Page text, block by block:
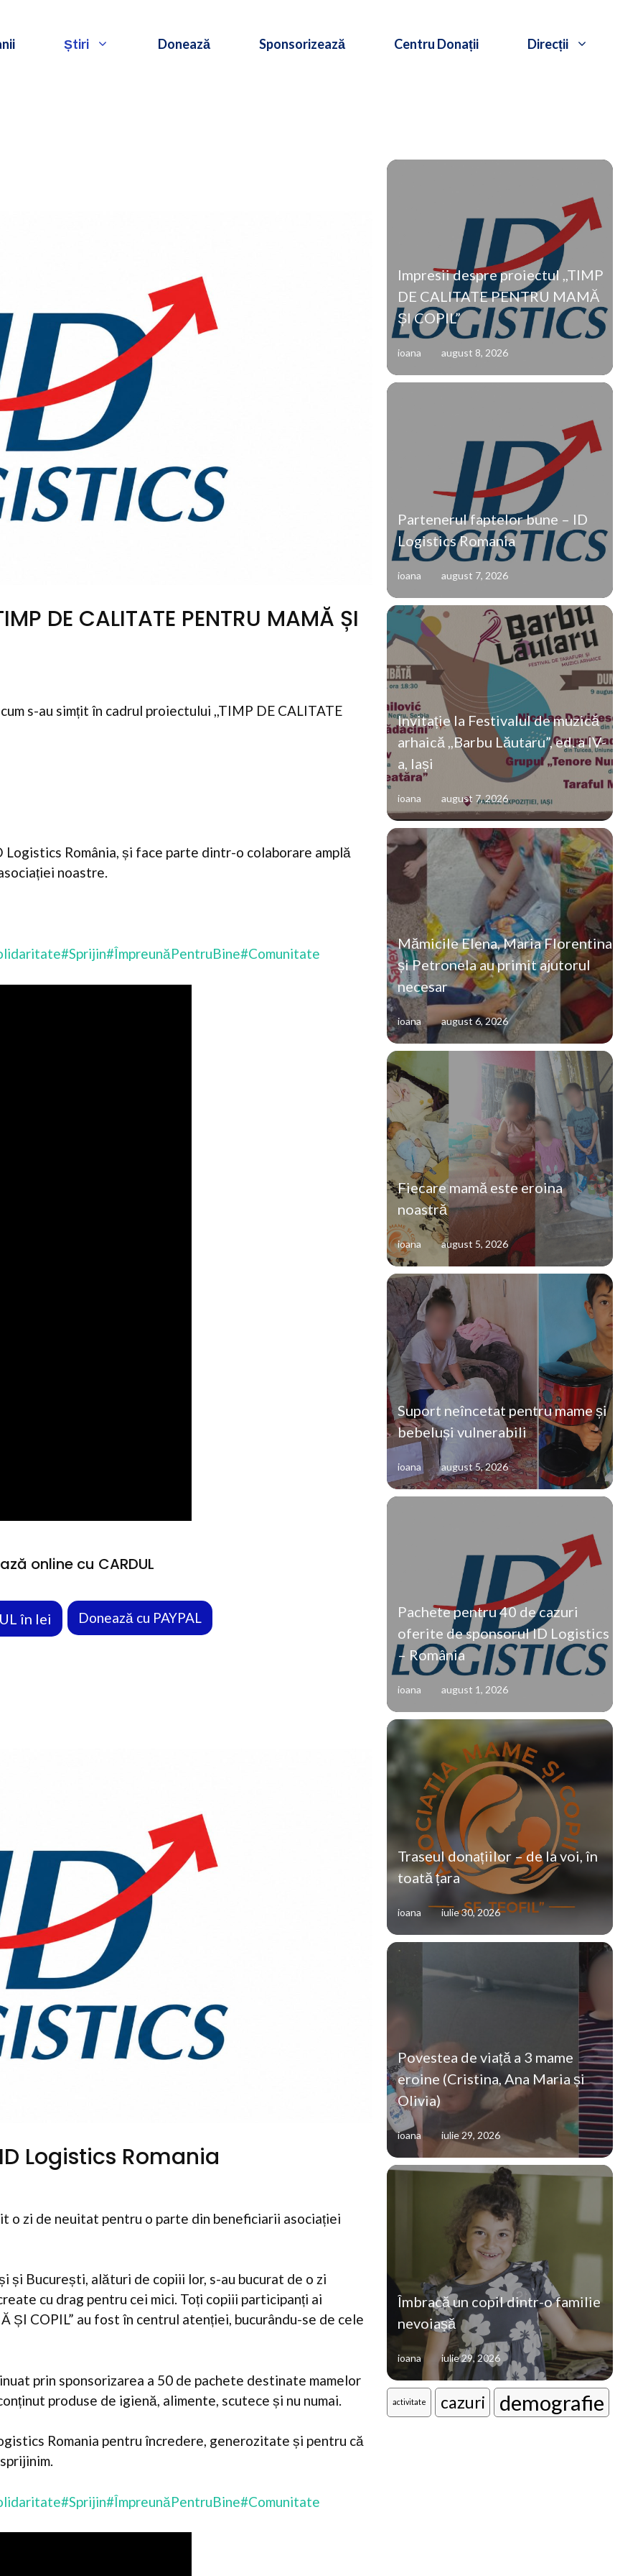
Știri Donează Sponsorizează Centru Donații Direcții
DE CALITATE PENTRU MAMĂ ȘI
s-au simțit în cadrul proiectului ,,TIMP DE CALITATE
România, și face parte dintr-o colaborare amplă
noastre.
#Sprijin#ÎmpreunăPentruBine#Comunitate
online cu CARDUL
în lei Donează cu PAYPAL
Logistics Romania
o zi de neuitat pentru o parte din beneficiarii asociației
și București, alături de copiii lor, s-au bucurat de o zi
cu drag pentru cei mici. Toți copiii participanți ai
ȘI COPIL” au fost în centrul atenției, bucurându-se de cele
prin sponsorizarea a 50 de pachete destinate mamelor
produse de igienă, alimente, scutece și nu numai.
Romania pentru încredere, generozitate și pentru că
#Sprijin#ÎmpreunăPentruBine#Comunitate
Impresii despre proiectul ,,TIMP
DE CALITATE PENTRU MAMĂ
ȘI COPIL”
ioana august 8, 2026
Partenerul faptelor bune – ID
Logistics Romania
ioana august 7, 2026
Invitație la Festivalul de muzică
arhaică ,,Barbu Lăutaru”, ed. a IV-
a, Iași
ioana august 7, 2026
Mămicile Elena, Maria Florentina
și Petronela au primit ajutorul
necesar
ioana august 6, 2026
Fiecare mamă este eroina
noastră
ioana august 5, 2026
Suport neîncetat pentru mame și
bebeluși vulnerabili
ioana august 5, 2026
Pachete pentru 40 de cazuri
oferite de sponsorul ID Logistics
– România
ioana august 1, 2026
Traseul donațiilor – de la voi, în
toată țara
ioana iulie 30, 2026
Povestea de viață a 3 mame
eroine (Cristina, Ana Maria și
Olivia)
ioana iulie 29, 2026
Îmbracă un copil dintr-o familie
nevoiașă
ioana iulie 29, 2026
activitate cazuri demografie